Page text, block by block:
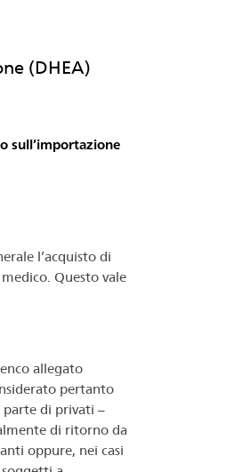
(DHEA)
sull’importazione
l’acquisto di
Questo vale
allegato
pertanto
di privati –
di ritorno da
oppure, nei casi